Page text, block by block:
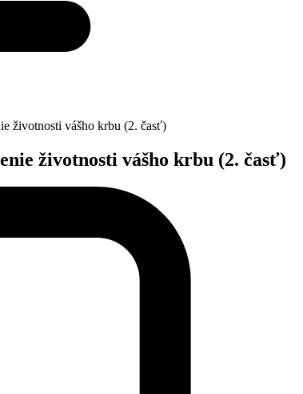
životnosti vášho krbu (2. časť)
životnosti vášho krbu (2. časť)